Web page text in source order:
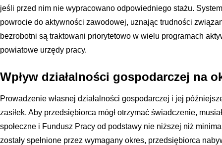
jeśli przed nim nie wypracowano odpowiedniego stażu.
powrocie do aktywności zawodowej, uznając trudności
bezrobotni są traktowani priorytetowo w wielu programach
powiatowe urzędy pracy.
Wpływ działalności gospodarczej na
Prowadzenie własnej działalności gospodarczej i jej
zasiłek. Aby przedsiębiorca mógł otrzymać świadczenie,
społeczne i Fundusz Pracy od podstawy nie niższej niż
zostały spełnione przez wymagany okres, przedsiębiorca